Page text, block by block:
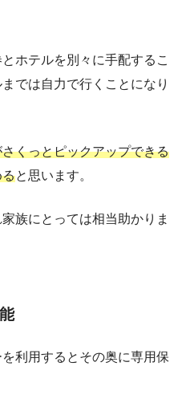
ホテルを別々に手配するこ
では自力で行くことになり
くっとピックアップできる
ると思います。
族にとっては相当助かりま
利用するとその奥に専用保